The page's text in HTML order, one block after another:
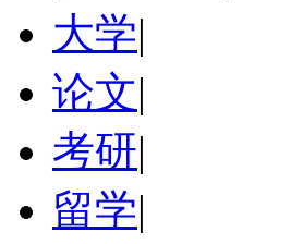
大学|
论文|
考研|
留学|